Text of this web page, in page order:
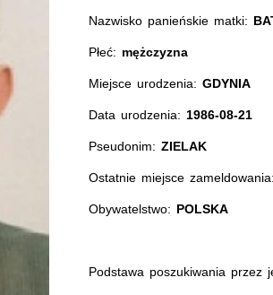
Nazwisko panieńskie matki:
Płeć: mężczyzna
Miejsce urodzenia:GDYNIA
Data urodzenia: 1986-08-21
Pseudonim: ZIELAK
Ostatnie miejsce zameldowania:
Obywatelstwo: POLSKA
Podstawa poszukiwania przez